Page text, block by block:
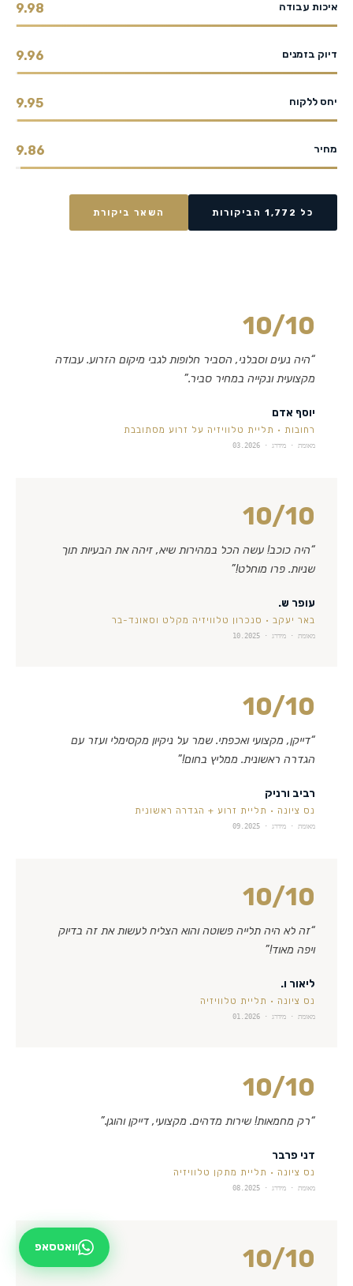
איכות עבודה 9.98
דיוק בזמנים 9.96
יחס ללקוח 9.95
מחיר 9.86
כל 1,772 הביקורות השאר ביקורת
10/10
“היה נעים וסבלני, הסביר חלופות לגבי מיקום הזרוע. עבודה
מקצועית ונקייה במחיר סביר.”
יוסף אדם
רחובות · תליית טלוויזיה על זרוע מסתובבת
מאומת · מידרג · 03.2026
10/10
“היה כוכב! עשה הכל במהירות שיא, זיהה את הבעיות תוך
שניות. פרו מוחלט!”
עופר ש.
באר יעקב · סנכרון טלוויזיה מקלט וסאונד-בר
מאומת · מידרג · 10.2025
10/10
“דייקן, מקצועי ואכפתי. שמר על ניקיון מקסימלי ועזר עם
הגדרה ראשונית. ממליץ בחום!”
רביב ורניק
נס ציונה · תליית זרוע + הגדרה ראשונית
מאומת · מידרג · 09.2025
10/10
“זה לא היה תלייה פשוטה והוא הצליח לעשות את זה בדיוק
ויפה מאוד!”
ליאור ו.
נס ציונה · תליית טלוויזיה
מאומת · מידרג · 01.2026
10/10
“רק מחמאות! שירות מדהים. מקצועי, דייקן והוגן.”
דני פרבר
נס ציונה · תליית מתקן טלוויזיה
מאומת · מידרג · 08.2025
10/10 וואטסאפ